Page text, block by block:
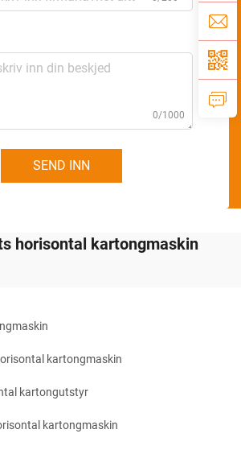
0/1000
SEND INN
horisontal kartongmaskin
kartongmaskin
kartongutstyr
kartongmaskin